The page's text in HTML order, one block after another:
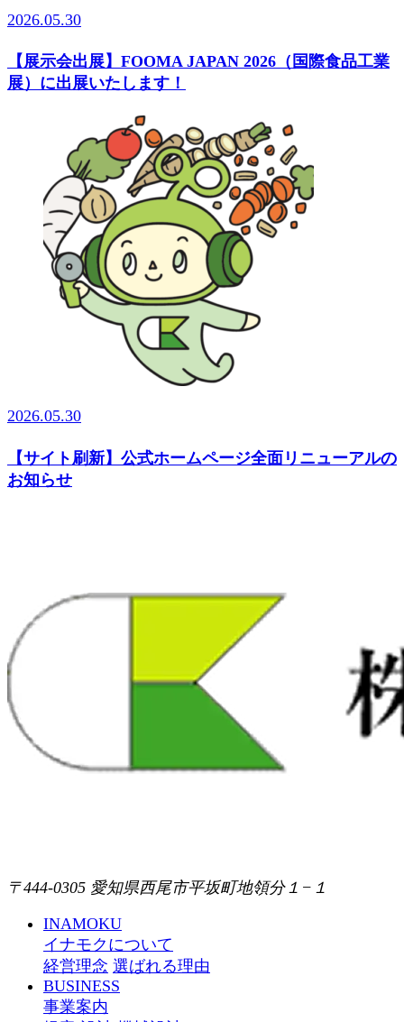
2026.05.30
【展示会出展】FOOMA JAPAN 2026（国際食品工業
展）に出展いたします！
2026.05.30
【サイト刷新】公式ホームページ全面リニューアルの
お知らせ
〒444-0305 愛知県西尾市平坂町地領分１−１
INAMOKU
イナモクについて
経営理念 選ばれる理由
BUSINESS
事業案内